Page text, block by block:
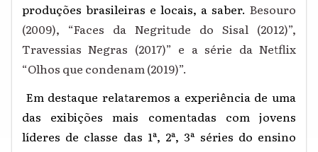
produções brasileiras e locais, a saber. Besouro
(2009), “Faces da Negritude do Sisal (2012)”,
Travessias Negras (2017)” e a série da Netflix
“Olhos que condenam (2019)”.
Em destaque relataremos a experiência de uma
das exibições mais comentadas com jovens
líderes de classe das 1ª, 2ª, 3ª séries do ensino